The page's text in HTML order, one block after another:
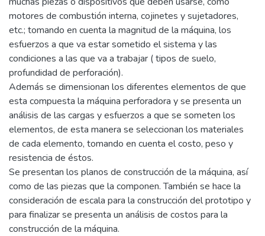
motores de combustión interna, cojinetes y sujetadores,
etc.; tomando en cuenta la magnitud de la máquina, los
esfuerzos a que va estar sometido el sistema y las
condiciones a las que va a trabajar ( tipos de suelo,
profundidad de perforación).
Además se dimensionan los diferentes elementos de que
esta compuesta la máquina perforadora y se presenta un
análisis de las cargas y esfuerzos a que se someten los
elementos, de esta manera se seleccionan los materiales
de cada elemento, tomando en cuenta el costo, peso y
resistencia de éstos.
Se presentan los planos de construcción de la máquina, así
como de las piezas que la componen. También se hace la
consideración de escala para la construcción del prototipo y
para finalizar se presenta un análisis de costos para la
construcción de la máquina.